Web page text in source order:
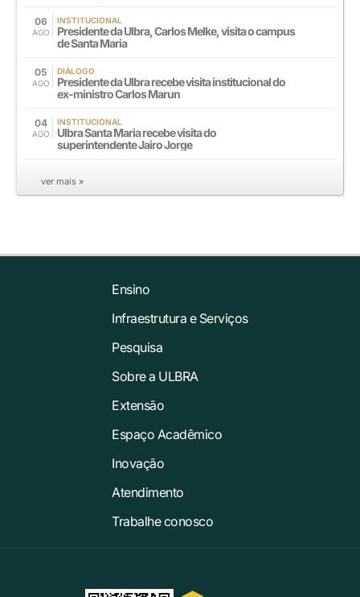
06
AGO
INSTITUCIONAL
Presidente da Ulbra, Carlos Melke, visita o campus
de Santa Maria
05
AGO
DIÁLOGO
Presidente da Ulbra recebe visita institucional do
ex-ministro Carlos Marun
04
AGO
INSTITUCIONAL
Ulbra Santa Maria recebe visita do
superintendente Jairo Jorge
ver mais »
Ensino
Infraestrutura e Serviços
Pesquisa
Sobre a ULBRA
Extensão
Espaço Acadêmico
Inovação
Atendimento
Trabalhe conosco